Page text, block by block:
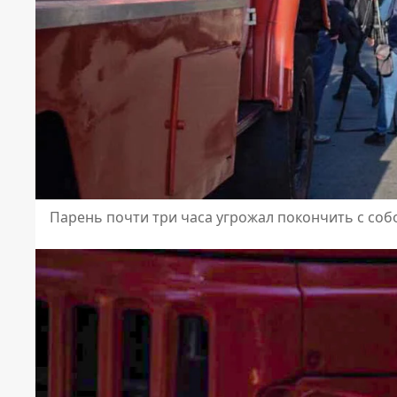
Парень почти три часа угрожал покончить с